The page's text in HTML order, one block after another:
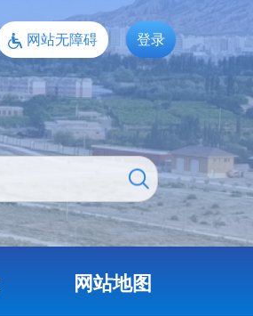
网站无障碍 登录
网站地图